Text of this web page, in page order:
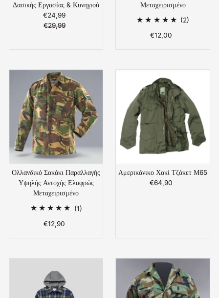
Δασικής Εργασίας & Κυνηγιού
Τιμή
Πώλησης
€24,99
Κανονική
€29,99
Μεταχειρισμένο
(2)
Κανονική
€12,00
Ολλανδικό Σακάκι Παραλλαγής
Υψηλής Αντοχής Ελαφρώς
Μεταχειρισμένο
(1)1
Κανονική
€12,90
Αμερικάνικο Χακί Τζάκετ Μ65
Κανονική
€64,90